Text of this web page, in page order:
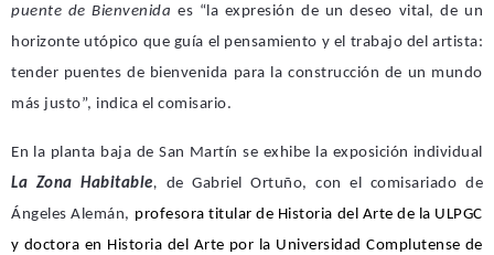
puente de Bienvenida es “la expresión de un deseo vital, de un
horizonte utópico que guía el pensamiento y el trabajo del artista:
tender puentes de bienvenida para la construcción de un mundo
más justo”, indica el comisario.
En la planta baja de San Martín se exhibe la exposición individual
La Zona Habitable, de Gabriel Ortuño, con el comisariado de
Ángeles Alemán, profesora titular de Historia del Arte de la ULPGC
y doctora en Historia del Arte por la Universidad Complutense de